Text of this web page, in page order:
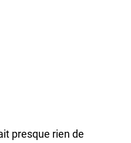
presque rien de